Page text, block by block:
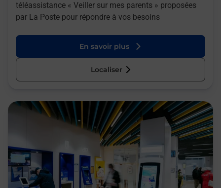
téléassistance « Veiller sur mes parents » proposées
par La Poste pour répondre à vos besoins
En savoir plus
Localiser